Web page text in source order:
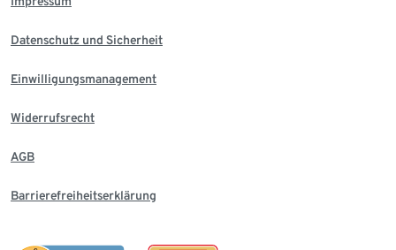
Datenschutz und Sicherheit
Einwilligungsmanagement
Widerrufsrecht
AGB
Barrierefreiheitserklärung